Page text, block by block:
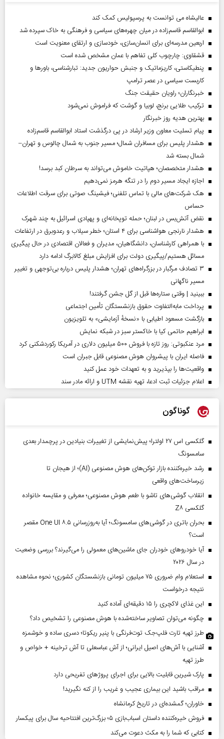
عالیشاه می توانست به پرسپولیس کمک کند
ابوالقاسم قاسم‌زاده در میان چهره‌های سیاسی و فرهنگی به خاک سپرده شد
اربعین مدرسه‌ای برای انسان‌سازی، خودسازی و ارتقای معنویت است
قشقاوی: چارچوب کلی تفاهم با عمان مشخص شده است
پنطیکاستی، کاریزماتیک و جنبش حواریون جدید: تبارشناسی، باور‌ها و
کاربست سیاسی در عصر ترامپ
خبرنگاران؛ راویان حقیقت جنگ
ترکیب طلایی برنج، لوبیا و گوشت که فراموش نمی‌شود
بهترین هدیه روز خبرنگار
پیام تسلیت معاون وزیر ارشاد در پی درگذشت استاد ابوالقاسم قاسم‌زاده
هشدار پلیس برای مسافران شمال؛ مسیر جنوب به شمال چالوس و تهران–
شمال بسته شد
هشدار متخصصان؛ هپاتیت خاموش می‌تواند به سرطان کبد برسد!
اجازه ایجاد مسیر دوم را در تنگه هرمز نمی‌دهیم
هک شرکت‌های مالی با تماس تلفنی؛ فیشینگ صوتی برای سرقت اطلاعات
حساس
نقض آتش‌بس در لبنان؛ حمله توپخانه‌ای و پهپادی اسرائیل به چند شهرک
هشدار نارنجی هواشناسی برای ۴ استان؛ خطر سیلاب و رعدوبرق در ارتفاعات
با همراهی کارشناسان، دانشگاهیان، مدیران و فعالان اقتصادی در حال پیگیری
مسائل هستیم/پیگیری دولت برای افزایش مبلغ کالابرگ ادامه دارد
۳ تصادف مرگبار در بزرگراه‌های تهران؛ هشدار پلیس درباره بی‌توجهی و تغییر
مسیر ناگهانی
ببینید | وقتی ستاره‌ها قبل از گل جشن گرفتند!
پرداخت مابه‌التفاوت حقوق بازنشستگان تأمین اجتماعی
بازگشت مسعود اطیابی با «نسخهٔ آزمایشی» به تلویزیون
ابراهیم حاتمی کیا با خاکستر سبز در شبکه نمایش
مرد عنکبوتی: روز تازه با فروش ۵۰۰ میلیون دلاری در آمریکا رکوردشکنی کرد
فاصله ایران با پیشرو‌ان هوش مصنوعی قابل جبران است
واقعیت‌ها را بپذیرید و به تعهدات خود عمل کنید
اعلام جزئیات ثبت ادعا، تهیه نقشه UTM و ارائه مادر سند
گوناگون
گلکسی اس ۲۷ اولترا؛ پیش‌نمایشی از تغییرات بنیادین در پرچمدار بعدی
سامسونگ
رشد خیره‌کننده بازار توکن‌های هوش مصنوعی (AI)؛ از هیجان تا
زیرساخت‌های واقعی
انقلاب گوشی‌های تاشو‌ با طعم هوش مصنوعی؛ معرفی و مقایسه خانواده
گلکسی Z۸
بحران باتری در گوشی‌های سامسونگ؛ آیا به‌روزرسانی One UI ۸.۵ مقصر
است؟
آیا خودروهای خودران جای ماشین‌های معمولی را می‌گیرند؟ بررسی وضعیت
در سال ۲۰۲۶
استعلام وام ضروری ۷۵ میلیون تومانی بازنشستگان کشوری؛ نحوه مشاهده
نتیجه درخواست
این غذای لاکچری را ۱۵ دقیقه‌ای آماده کنید
چگونه می‌توان تصاویر ساخته‌شده با هوش مصنوعی را تشخیص داد؟
طرز تهیه تارت فلپ‌جک توت‌فرنگی با پنیر ریکوتا؛ دسری ساده و خوشمزه
آشنایی با آش‌های اصیل ایرانی؛ از آش عباسعلی تا آش ترخینه + خواص و
طرز تهیه
پارک شیرین قابلیت‌ بالایی برای اجرای پروژهای تفریحی دارد
مراقب باشید این بیماری عجیب و غریب را از کنه نگیرید!
خاوران؛ گمشده‌ای در تاریخ کرمانشاه
فروش خیره‌کننده داستان اسباب‌بازی ۵؛ بزرگ‌ترین افتتاحیه سال برای پیکسار
کتابی که شما را به مکث دعوت می‌کند